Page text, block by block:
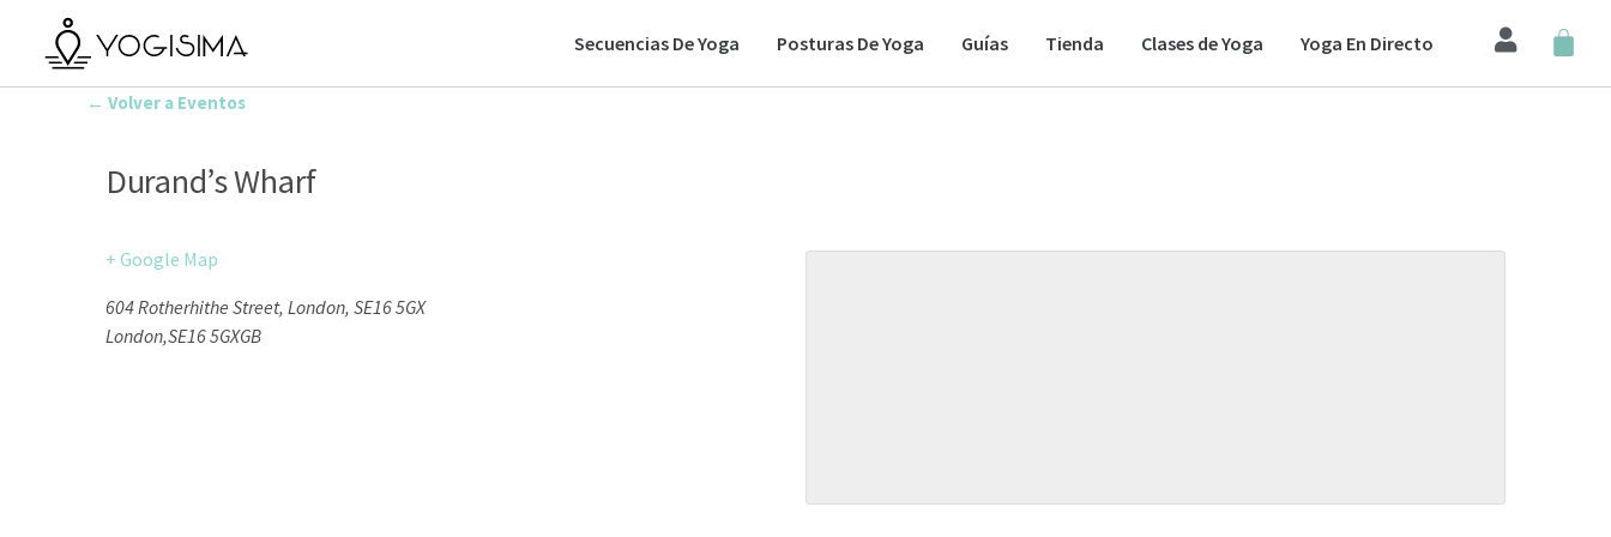
Secuencias De Yoga Posturas De Yoga Guías Tienda Clases de Yoga Yoga En Directo
← Volver a Eventos
Durand’s Wharf
+ Google Map
604 Rotherhithe Street, London, SE16 5GX
London,SE16 5GXGB